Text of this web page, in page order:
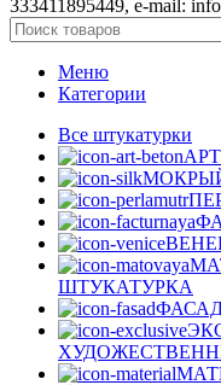
333411895449, e-mail:
Меню
Категории
Все штукатурки
ШТУКАТУРКА